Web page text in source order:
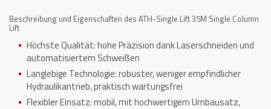
Beschreibung und Eigenschaften des ATH-Single Lift 35M Single Column
Lift
Höchste Qualität: hohe Präzision dank Laserschneiden und
automatisiertem Schweißen
Langlebige Technologie: robuster, weniger empfindlicher
Hydraulikantrieb, praktisch wartungsfrei
Flexibler Einsatz: mobil, mit hochwertigem Umbausatz,